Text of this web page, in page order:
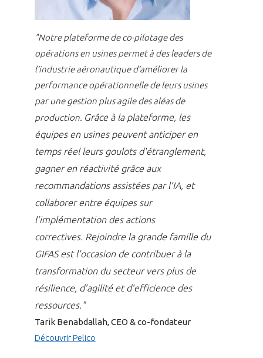
"Notre plateforme de co-pilotage des
opérations en usines permet à des leaders de
l’industrie aéronautique d’améliorer la
performance opérationnelle de leurs usines
par une gestion plus agile des aléas de
production. Grâce à la plateforme, les
équipes en usines peuvent anticiper en
temps réel leurs goulots d'étranglement,
gagner en réactivité grâce aux
recommandations assistées par l’IA, et
collaborer entre équipes sur
l’implémentation des actions
correctives. Rejoindre la grande famille du
GIFAS est l’occasion de contribuer à la
transformation du secteur vers plus de
résilience, d’agilité et d’efficience des
ressources."
Tarik Benabdallah, CEO & co-fondateur
Découvrir Pelico